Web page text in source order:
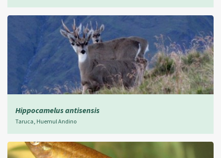
Hippocamelus antisensis
Taruca, Huemul Andino